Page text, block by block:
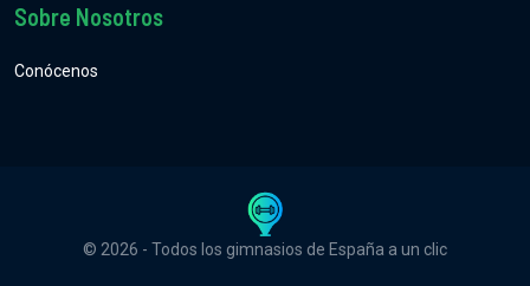
Sobre Nosotros
Conócenos
© 2026 - Todos los gimnasios de España a un clic